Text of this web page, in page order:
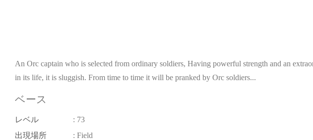
An Orc captain who is selected from ordinary soldiers, Having powerful strength and an
in its life, it is sluggish. From time to time it will be pranked by Orc soldiers...
ベース
レベル
: 73
出現場所
: Field